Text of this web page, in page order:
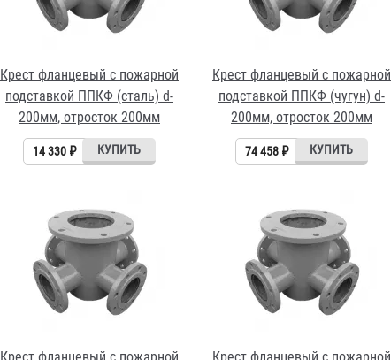
Крест фланцевый с пожарной
подставкой ППКФ (сталь) d-
200мм, отросток 200мм
14 330 ₽
Крест фланцевый с пожарной
подставкой ППКФ (чугун) d-
200мм, отросток 200мм
74 458 ₽